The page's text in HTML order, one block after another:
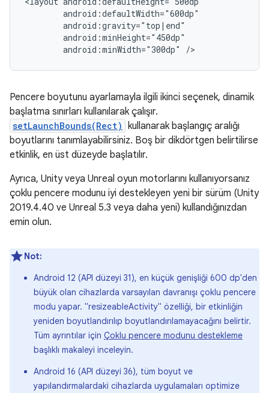
android:minWidth="300dp"
Pencere boyutunu ayarlamayla ilgili ikinci seçenek, dinamik
başlatma sınırları kullanılarak çalışır.
setLaunchBounds(Rect)⁠⁠
kullanarak başlangıç aralığı
boyutlarını tanımlayabilirsiniz. Boş bir dikdörtgen belirtilirse
etkinlik, en üst düzeyde başlatılır.
Ayrıca, Unity veya Unreal oyun motorlarını kullanıyorsanız
çoklu pencere modunu iyi destekleyen yeni bir sürüm (Unity
2019.4.40 ve Unreal 5.3 veya daha yeni) kullandığınızdan
emin olun.
Not:
Android 12 (API düzeyi 31), en küçük genişliği 600 dp'den
büyük olan cihazlarda varsayılan davranışı çoklu pencere
modu yapar. "resizeableActivity" özelliği, bir etkinliğin
yeniden boyutlandırılıp boyutlandırılamayacağını belirtir.
Tüm ayrıntılar için Çoklu pencere modunu destekleme
başlıklı makaleyi inceleyin.
Android 16 (API düzeyi 36), tüm boyut ve
yapılandırmalardaki cihazlarda uygulamaları optimize